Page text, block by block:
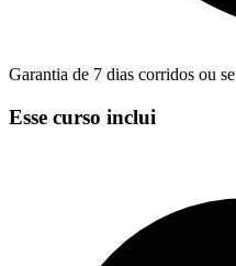
Garantia de 7 dias corridos ou
Esse curso inclui